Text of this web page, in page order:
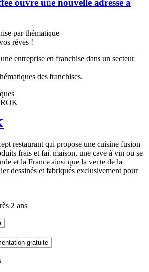
ouvre une nouvelle adresse à
par thématique
rêves !
entreprise en franchise dans un secteur
des franchises.
restaurant qui propose une cuisine fusion
frais et fait maison, une cave à vin où se
et la France ainsi que la vente de la
dessinés et fabriqués exclusivement pour
2 ans
gratuite